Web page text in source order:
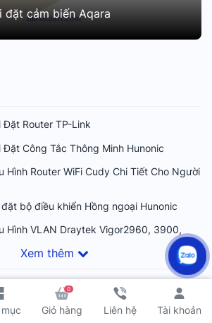
0
Giỏ hàng Liên hệ Tài khoản
đặt cảm biến Aqara
Đặt Router TP-Link
Đặt Công Tắc Thông Minh Hunonic
Hình Router WiFi Cudy Chi Tiết Cho Người
bộ điều khiển Hồng ngoại Hunonic
Hình VLAN Draytek Vigor2960, 3900,
Xem thêm